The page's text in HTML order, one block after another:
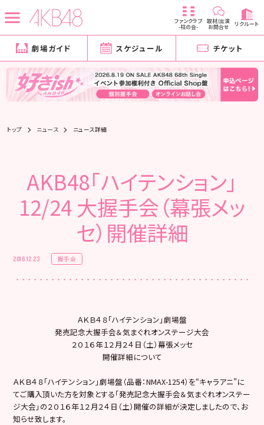
ファンクラブ
-柱の会-
取材/出演
お問合せ リクルート
劇場ガイド スケジュール チケット
トップ ニュース ニュース詳細
AKB48「ハイテンション」
12/24 大握手会（幕張メッ
セ）開催詳細
2016.12.23 握手会
ＡＫＢ４８「ハイテンション」劇場盤
発売記念大握手会＆気まぐれオンステージ大会
２０１６年１２月２４日（土）幕張メッセ
開催詳細について
ＡＫＢ４８「ハイテンション」劇場盤（品番：NMAX-1254）を“キャラアニ”に
てご購入頂いた方を対象とする「発売記念大握手会＆気まぐれオンステー
ジ大会」の２０１６年１２月２４日（土）開催の詳細が決定しましたので、お
知らせ致します。